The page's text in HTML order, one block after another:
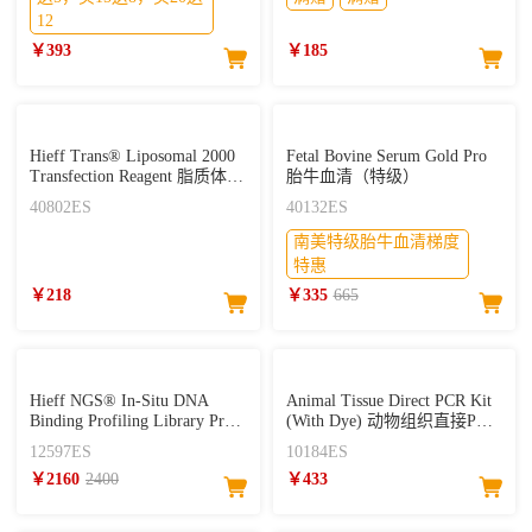
12
￥393
￥185
Hieff Trans® Liposomal 2000
Transfection Reagent 脂质体核
酸转染试剂
40802ES
￥218
Fetal Bovine Serum Gold Pro
胎牛血清（特级）
40132ES
南美特级胎牛血清梯度
特惠
￥335 665
Hieff NGS® In-Situ DNA
Binding Profiling Library Prep
Kit for Illumina® V2
CUT&Tag试剂盒（单靶标）
12597ES
￥2160 2400
Animal Tissue Direct PCR Kit
(With Dye) 动物组织直接PCR
试剂盒
10184ES
￥433